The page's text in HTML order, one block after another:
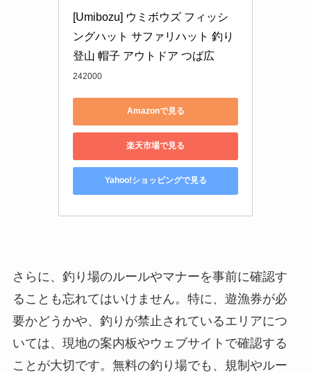
[Umibozu] ウミボウズ フィッシ
ングハット サファリハット 釣り
登山 帽子 アウトドア つば広
242000
Amazonで見る
楽天市場で見る
Yahoo!ショッピングで見る
さらに、釣り場のルールやマナーを事前に確認す
ることも忘れてはいけません。特に、遊漁券が必
要かどうかや、釣りが禁止されているエリアにつ
いては、現地の案内板やウェブサイトで確認する
ことが大切です。無料の釣り場でも、規制やルー